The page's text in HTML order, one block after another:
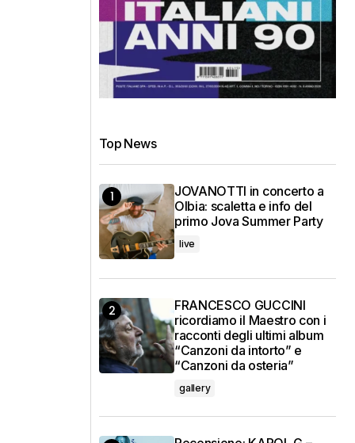
Top News
JOVANOTTI in concerto a
Olbia: scaletta e info del
primo Jova Summer Party
live
FRANCESCO GUCCINI
ricordiamo il Maestro con i
racconti degli ultimi album
“Canzoni da intorto” e
“Canzoni da osteria”
gallery